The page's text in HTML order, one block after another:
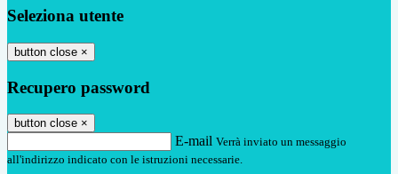
Seleziona utente
button close ×
Recupero password
button close ×
E-mail Verrà inviato un messaggio
all'indirizzo indicato con le istruzioni necessarie.